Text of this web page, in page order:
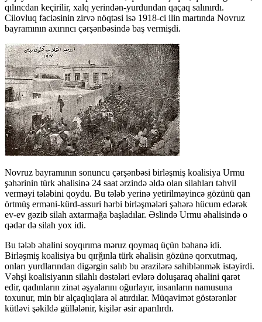
qılıncdan keçirilir, xalq yerindən-yurdundan qaçaq salınırdı.
Cilovluq faciəsinin zirvə nöqtəsi isə 1918-ci ilin martında Novruz
bayramının axırıncı çərşənbəsində baş vermişdi.
Novruz bayramının sonuncu çərşənbəsi birləşmiş koalisiya Urmu
şəhərinin türk əhalisinə 24 saat ərzində əldə olan silahları təhvil
verməyi tələbini qoydu. Bu tələb yerinə yetirilməyincə gözünü qan
örtmüş erməni-kürd-assuri hərbi birləşmələri şəhərə hücum edərək
ev-ev gəzib silah axtarmağa başladılar. Əslində Urmu əhalisində o
qədər də silah yox idi.
Bu tələb əhalini soyqırıma məruz qoymaq üçün bəhanə idi.
Birləşmiş koalisiya bu qırğınla türk əhalisin gözünə qorxutmaq,
onları yurdlarından digərgin salıb bu ərazilərə sahiblənmək istəyirdi.
Vəhşi koalisiyanın silahlı dəstələri evlərə doluşaraq əhalini qarət
edir, qadınların zinət əşyalarını oğurlayır, insanların namusuna
toxunur, min bir alçaqlıqlara əl atırdılar. Müqavimət göstərənlər
kütləvi şəkildə güllələnir, kişilər əsir aparılırdı.